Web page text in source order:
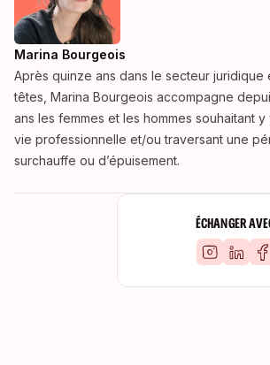
ÉCHANGER
Marina Bourgeois
Après quinze ans dans le secteur juridique
têtes, Marina Bourgeois accompagne
ans les femmes et les hommes souhaitant
vie professionnelle et/ou traversant une
surchauffe ou d’épuisement.